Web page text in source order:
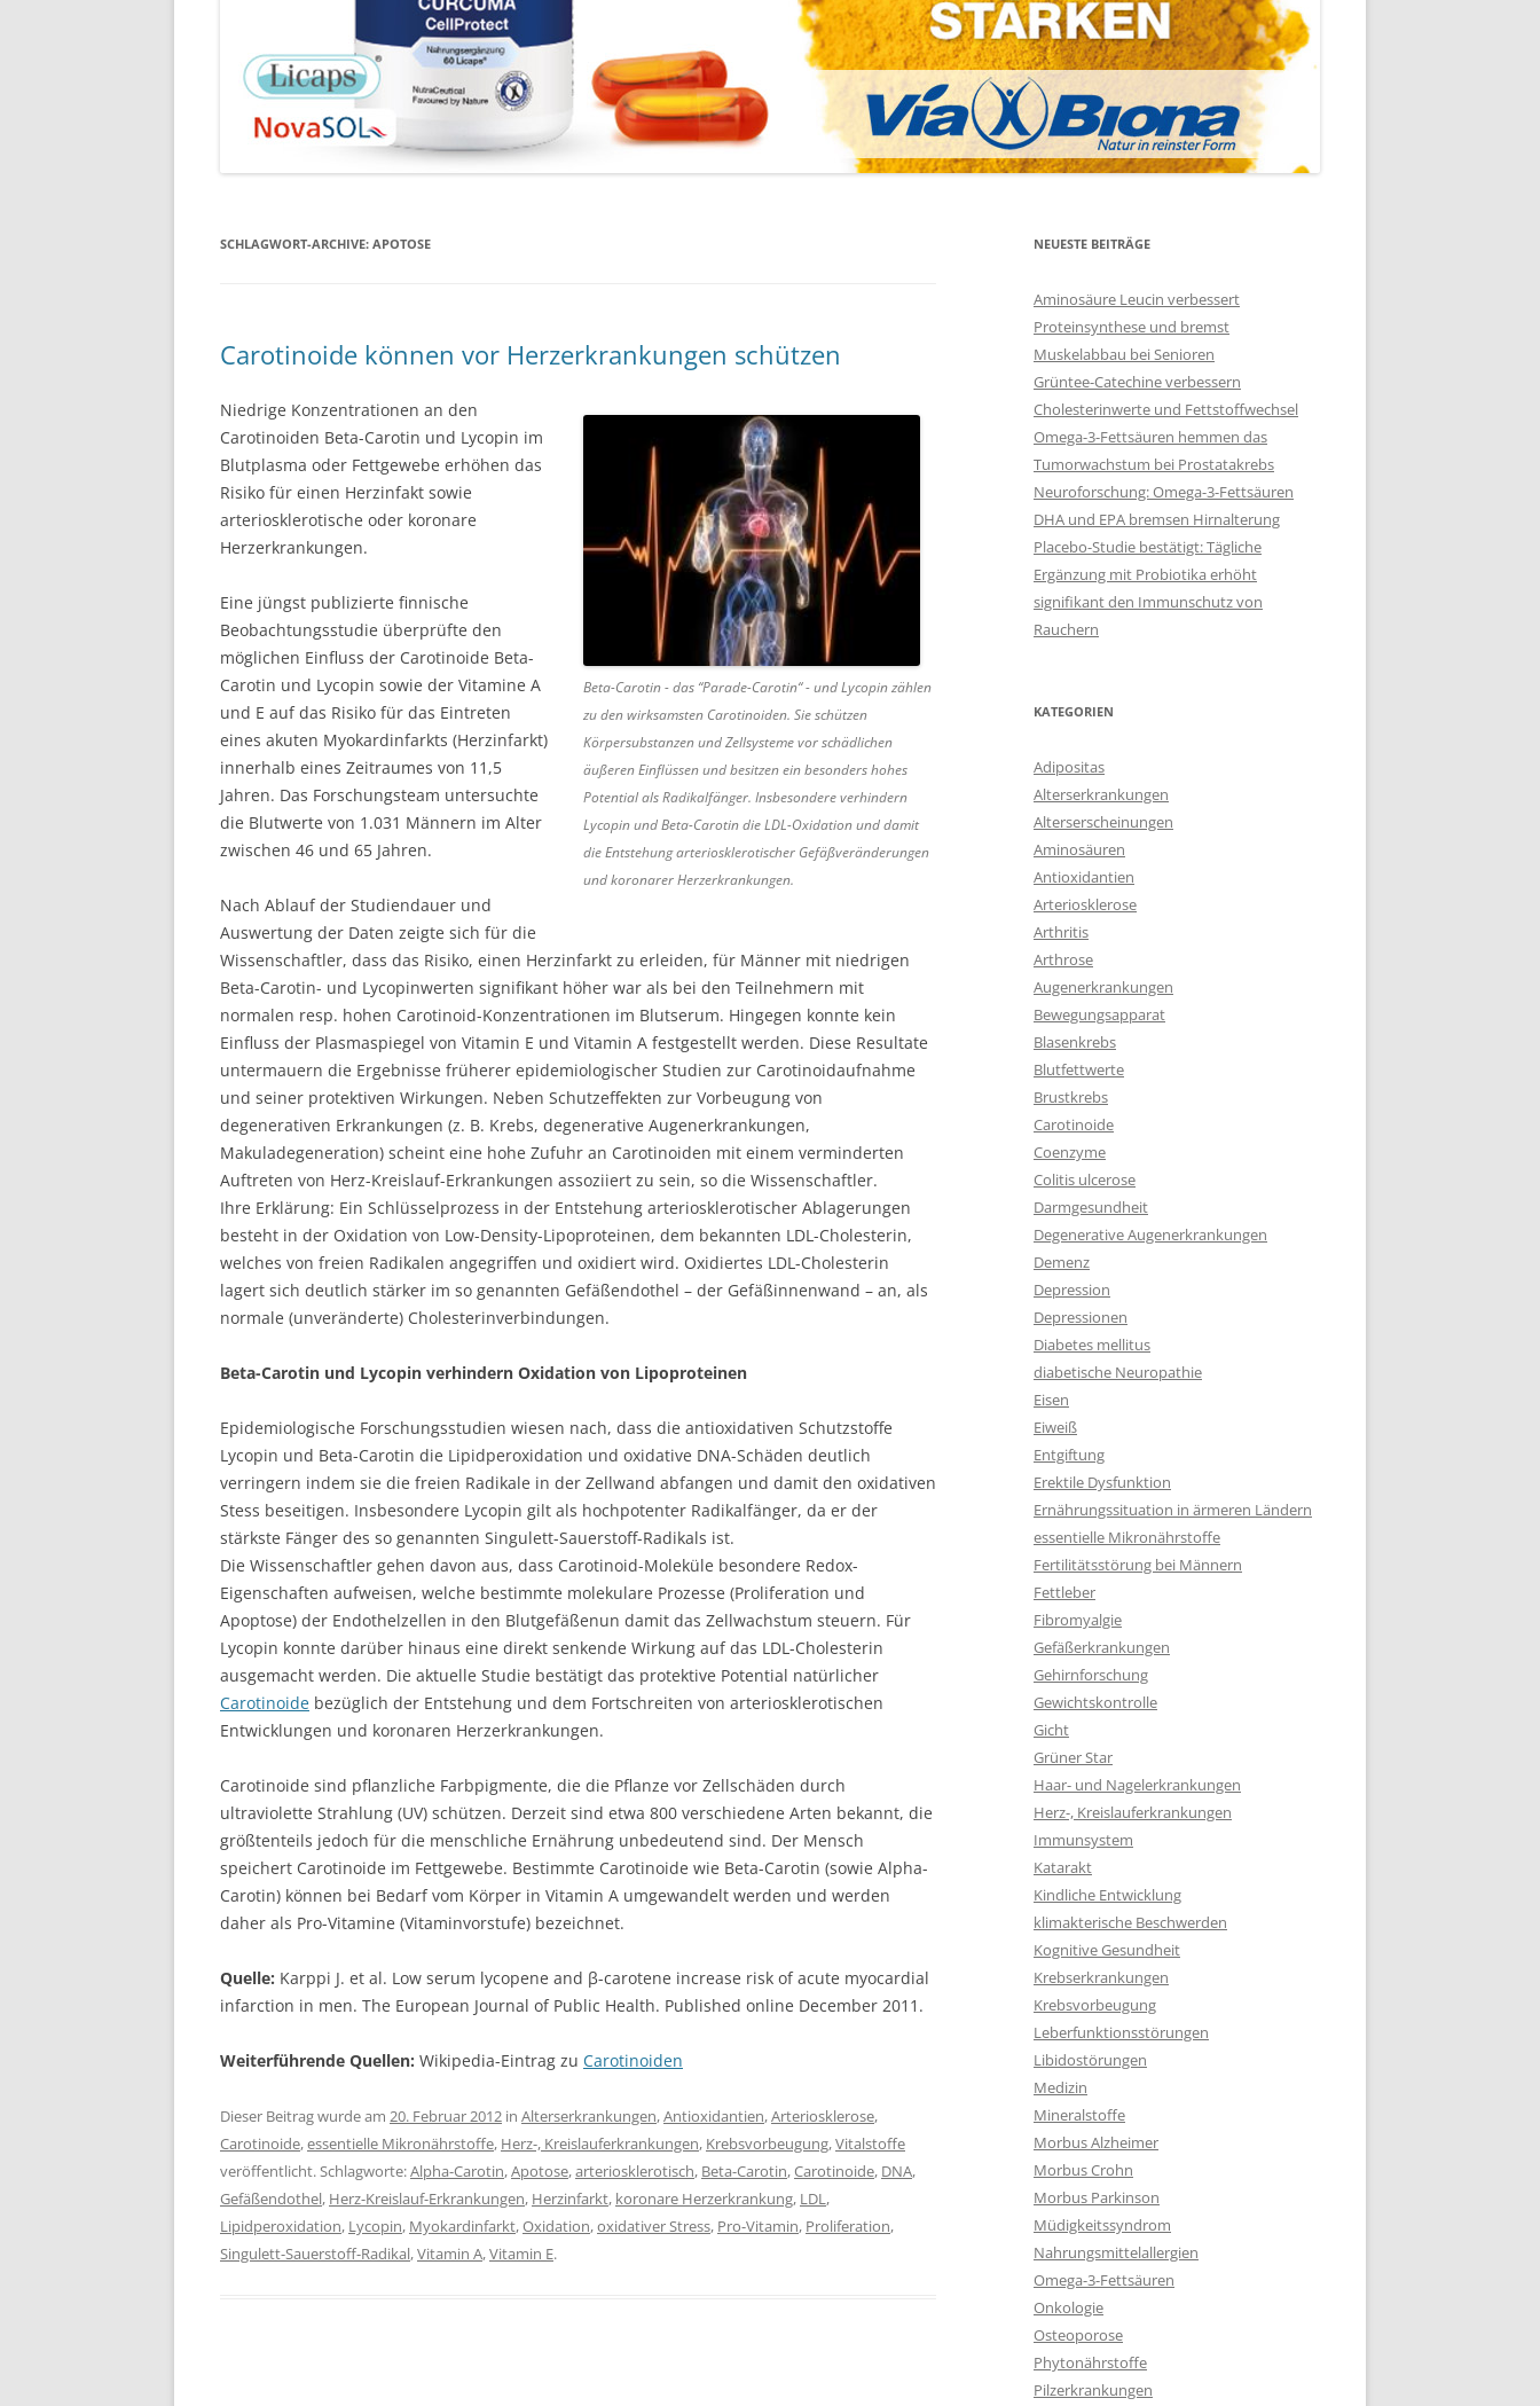
SCHLAGWORT-ARCHIVE: APOTOSE
Carotinoide können vor Herzerkrankungen schützen
Beta-Carotin - das “Parade-Carotin“ - und Lycopin zählen
zu den wirksamsten Carotinoiden. Sie schützen
Körpersubstanzen und Zellsysteme vor schädlichen
äußeren Einflüssen und besitzen ein besonders hohes
Potential als Radikalfänger. Insbesondere verhindern
Lycopin und Beta-Carotin die LDL-Oxidation und damit
die Entstehung arteriosklerotischer Gefäßveränderungen
und koronarer Herzerkrankungen.
Niedrige Konzentrationen an den
Carotinoiden Beta-Carotin und Lycopin im
Blutplasma oder Fettgewebe erhöhen das
Risiko für einen Herzinfakt sowie
arteriosklerotische oder koronare
Herzerkrankungen.
Eine jüngst publizierte finnische
Beobachtungsstudie überprüfte den
möglichen Einfluss der Carotinoide Beta-
Carotin und Lycopin sowie der Vitamine A
und E auf das Risiko für das Eintreten
eines akuten Myokardinfarkts (Herzinfarkt)
innerhalb eines Zeitraumes von 11,5
Jahren. Das Forschungsteam untersuchte
die Blutwerte von 1.031 Männern im Alter
zwischen 46 und 65 Jahren.
Nach Ablauf der Studiendauer und
Auswertung der Daten zeigte sich für die
Wissenschaftler, dass das Risiko, einen Herzinfarkt zu erleiden, für Männer mit niedrigen
Beta-Carotin- und Lycopinwerten signifikant höher war als bei den Teilnehmern mit
normalen resp. hohen Carotinoid-Konzentrationen im Blutserum. Hingegen konnte kein
Einfluss der Plasmaspiegel von Vitamin E und Vitamin A festgestellt werden. Diese Resultate
untermauern die Ergebnisse früherer epidemiologischer Studien zur Carotinoidaufnahme
und seiner protektiven Wirkungen. Neben Schutzeffekten zur Vorbeugung von
degenerativen Erkrankungen (z. B. Krebs, degenerative Augenerkrankungen,
Makuladegeneration) scheint eine hohe Zufuhr an Carotinoiden mit einem verminderten
Auftreten von Herz-Kreislauf-Erkrankungen assoziiert zu sein, so die Wissenschaftler.
Ihre Erklärung: Ein Schlüsselprozess in der Entstehung arteriosklerotischer Ablagerungen
besteht in der Oxidation von Low-Density-Lipoproteinen, dem bekannten LDL-Cholesterin,
welches von freien Radikalen angegriffen und oxidiert wird. Oxidiertes LDL-Cholesterin
lagert sich deutlich stärker im so genannten Gefäßendothel – der Gefäßinnenwand – an, als
normale (unveränderte) Cholesterinverbindungen.
Beta-Carotin und Lycopin verhindern Oxidation von Lipoproteinen
Epidemiologische Forschungsstudien wiesen nach, dass die antioxidativen Schutzstoffe
Lycopin und Beta-Carotin die Lipidperoxidation und oxidative DNA-Schäden deutlich
verringern indem sie die freien Radikale in der Zellwand abfangen und damit den oxidativen
Stess beseitigen. Insbesondere Lycopin gilt als hochpotenter Radikalfänger, da er der
stärkste Fänger des so genannten Singulett-Sauerstoff-Radikals ist.
Die Wissenschaftler gehen davon aus, dass Carotinoid-Moleküle besondere Redox-
Eigenschaften aufweisen, welche bestimmte molekulare Prozesse (Proliferation und
Apoptose) der Endothelzellen in den Blutgefäßenun damit das Zellwachstum steuern. Für
Lycopin konnte darüber hinaus eine direkt senkende Wirkung auf das LDL-Cholesterin
ausgemacht werden. Die aktuelle Studie bestätigt das protektive Potential natürlicher
Carotinoide bezüglich der Entstehung und dem Fortschreiten von arteriosklerotischen
Entwicklungen und koronaren Herzerkrankungen.
Carotinoide sind pflanzliche Farbpigmente, die die Pflanze vor Zellschäden durch
ultraviolette Strahlung (UV) schützen. Derzeit sind etwa 800 verschiedene Arten bekannt, die
größtenteils jedoch für die menschliche Ernährung unbedeutend sind. Der Mensch
speichert Carotinoide im Fettgewebe. Bestimmte Carotinoide wie Beta-Carotin (sowie Alpha-
Carotin) können bei Bedarf vom Körper in Vitamin A umgewandelt werden und werden
daher als Pro-Vitamine (Vitaminvorstufe) bezeichnet.
Quelle: Karppi J. et al. Low serum lycopene and β-carotene increase risk of acute myocardial
infarction in men. The European Journal of Public Health. Published online December 2011.
Weiterführende Quellen: Wikipedia-Eintrag zu Carotinoiden
Dieser Beitrag wurde am 20. Februar 2012 in Alterserkrankungen,Antioxidantien,Arteriosklerose,
Carotinoide,essentielle Mikronährstoffe, Herz-, Kreislauferkrankungen, Krebsvorbeugung,Vitalstoffe
veröffentlicht. Schlagworte:Alpha-Carotin,Apotose,arteriosklerotisch, Beta-Carotin,Carotinoide, DNA,
Gefäßendothel, Herz-Kreislauf-Erkrankungen, Herzinfarkt, koronare Herzerkrankung, LDL,
Lipidperoxidation, Lycopin, Myokardinfarkt,Oxidation,oxidativer Stress, Pro-Vitamin, Proliferation,
Singulett-Sauerstoff-Radikal,Vitamin A,Vitamin E.
NEUESTE BEITRÄGE
Aminosäure Leucin verbessert
Proteinsynthese und bremst
Muskelabbau bei Senioren
Grüntee-Catechine verbessern
Cholesterinwerte und Fettstoffwechsel
Omega-3-Fettsäuren hemmen das
Tumorwachstum bei Prostatakrebs
Neuroforschung: Omega-3-Fettsäuren
DHA und EPA bremsen Hirnalterung
Placebo-Studie bestätigt: Tägliche
Ergänzung mit Probiotika erhöht
signifikant den Immunschutz von
Rauchern
KATEGORIEN
Adipositas
Alterserkrankungen
Alterserscheinungen
Aminosäuren
Antioxidantien
Arteriosklerose
Arthritis
Arthrose
Augenerkrankungen
Bewegungsapparat
Blasenkrebs
Blutfettwerte
Brustkrebs
Carotinoide
Coenzyme
Colitis ulcerose
Darmgesundheit
Degenerative Augenerkrankungen
Demenz
Depression
Depressionen
Diabetes mellitus
diabetische Neuropathie
Eisen
Eiweiß
Entgiftung
Erektile Dysfunktion
Ernährungssituation in ärmeren Ländern
essentielle Mikronährstoffe
Fertilitätsstörung bei Männern
Fettleber
Fibromyalgie
Gefäßerkrankungen
Gehirnforschung
Gewichtskontrolle
Gicht
Grüner Star
Haar- und Nagelerkrankungen
Herz-, Kreislauferkrankungen
Immunsystem
Katarakt
Kindliche Entwicklung
klimakterische Beschwerden
Kognitive Gesundheit
Krebserkrankungen
Krebsvorbeugung
Leberfunktionsstörungen
Libidostörungen
Medizin
Mineralstoffe
Morbus Alzheimer
Morbus Crohn
Morbus Parkinson
Müdigkeitssyndrom
Nahrungsmittelallergien
Omega-3-Fettsäuren
Onkologie
Osteoporose
Phytonährstoffe
Pilzerkrankungen